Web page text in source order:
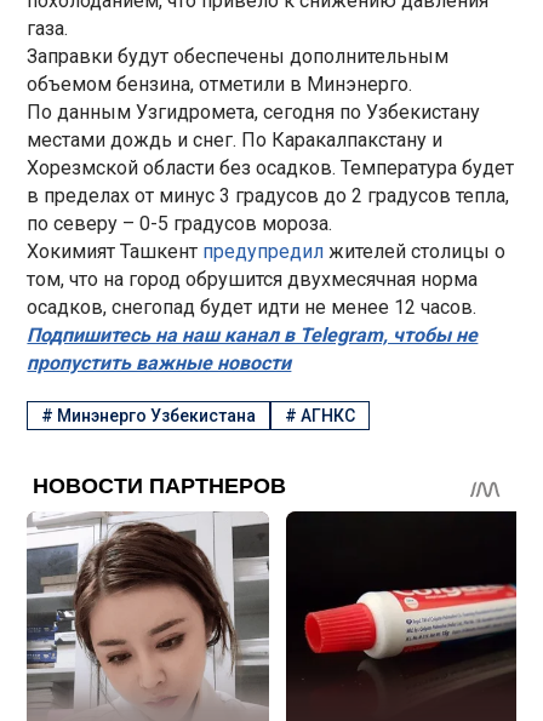
газа.
Заправки будут обеспечены дополнительным
объемом бензина, отметили в Минэнерго.
По данным Узгидромета, сегодня по Узбекистану
местами дождь и снег. По Каракалпакстану и
Хорезмской области без осадков. Температура будет
в пределах от минус 3 градусов до 2 градусов тепла,
по северу – 0-5 градусов мороза.
Хокимият Ташкент предупредилжителей столицы о
том, что на город обрушится двухмесячная норма
осадков, снегопад будет идти не менее 12 часов.
Подпишитесь на наш канал в Telegram, чтобы не
пропустить важные новости
# Минэнерго Узбекистана #АГНКС